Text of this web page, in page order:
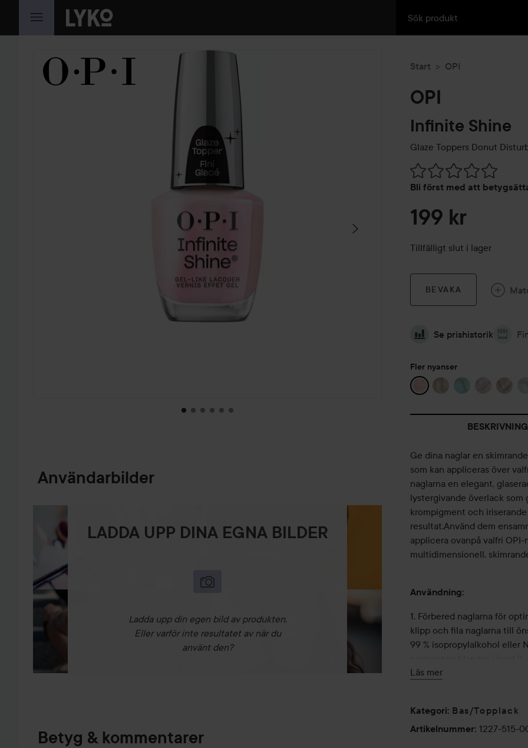
HOPPA TILL INNEHÅLLET
HOPPA ÖVER SEKTIONEN
Användarbilder
LADDA UPP DINA EGNA BILDER
Ladda upp din egen bild av produkten.
Eller varför inte resultatet av när du
använt den?
Betyg & kommentarer
Start OPI
OPI
Infinite Shine
Glaze Toppers Donut
Bli först med att
Hoppa till Betyg &
199 kr
Tillfälligt slut i lager
BEVAKA
Se prishistorik
Fler nyanser
BESKRIVNING
Ge dina naglar en
som kan appliceras över
naglarna en elegant,
lystergivande överlack
krompigment och
resultat.Använd dem
applicera ovanpå valfri
multidimensionell,
Användning:
1. Förbered naglarna för
klipp och fila naglarna till
99 % isopropylalkohol eller
längst ut på nagelkanten
1–2 minuter. Upprepa för ett
samma sätt: Måla kanten
Läs mer
Kategori: Bas/Topplack
Artikelnummer: 1227-515-